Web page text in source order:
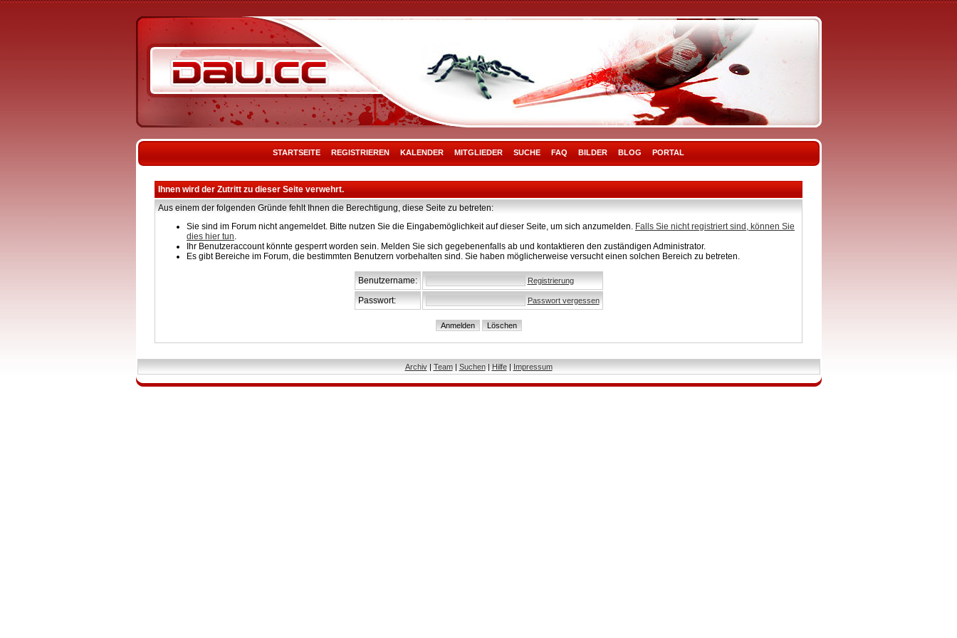
STARTSEITE REGISTRIEREN KALENDER MITGLIEDER SUCHE FAQ BILDER BLOG PORTAL
Ihnen wird der Zutritt zu dieser Seite verwehrt.
Aus einem der folgenden Gründe fehlt Ihnen die Berechtigung, diese Seite zu betreten:
Sie sind im Forum nicht angemeldet. Bitte nutzen Sie die Eingabemöglichkeit auf dieser Seite, um sich anzumelden. Falls Sie nicht registriert sind, können Sie
dies hier tun.
Ihr Benutzeraccount könnte gesperrt worden sein. Melden Sie sich gegebenenfalls ab und kontaktieren den zuständigen Administrator.
Es gibt Bereiche im Forum, die bestimmten Benutzern vorbehalten sind. Sie haben möglicherweise versucht einen solchen Bereich zu betreten.
Benutzername: Registrierung
Passwort: Passwort vergessen
Archiv| Team| Suchen| Hilfe| Impressum